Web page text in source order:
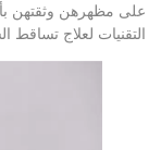
على مظهرهن وثقتهن
التقنيات لعلاج تساقط